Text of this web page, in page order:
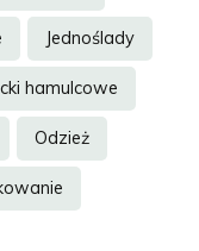
Jednoślady
hamulcowe
Odzież